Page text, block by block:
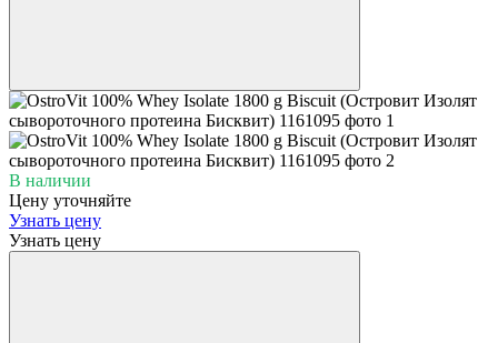
В наличии
Цену уточняйте
Узнать цену
Узнать цену